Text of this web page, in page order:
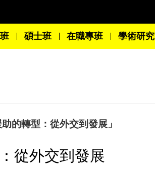
碩士班 在職專班 學術研究
的轉型：從外交到發展」
從外交到發展